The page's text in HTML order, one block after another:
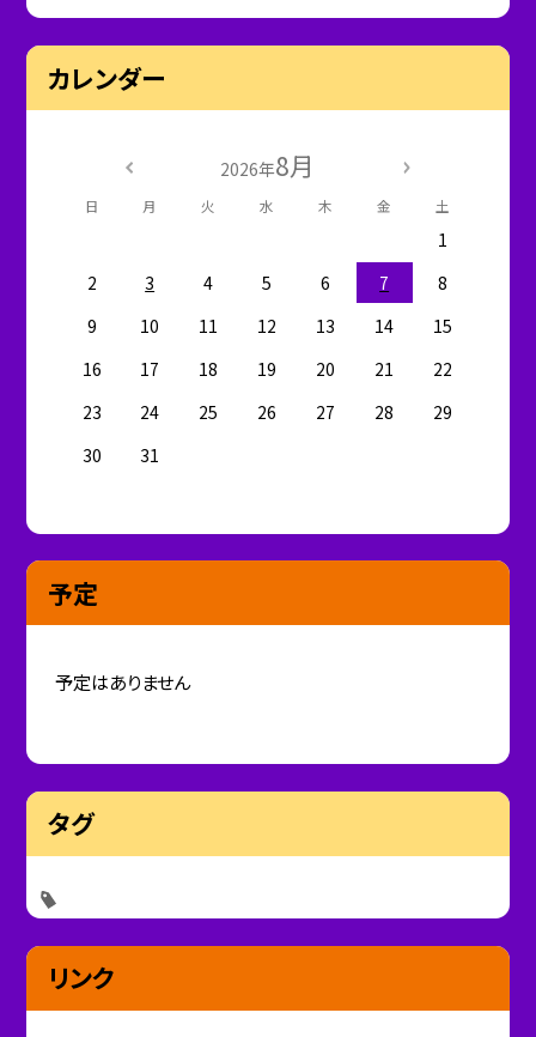
カレンダー
2026年8月
日 月 火 水 木 金 土
1
2
3 4 5 6 7
8
9
10 11 12 13 14
15
16
17 18 19 20 21
22
23
24 25 26 27 28
29
30
31
予定
予定はありません
タグ
リンク